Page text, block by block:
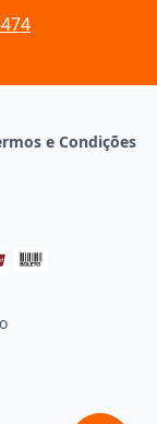
e Condições